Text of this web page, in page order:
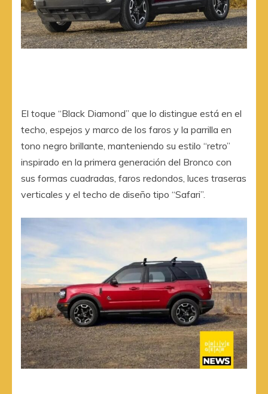
El toque “Black Diamond” que lo distingue está en el
techo, espejos y marco de los faros y la parrilla en
tono negro brillante, manteniendo su estilo “retro”
inspirado en la primera generación del Bronco con
sus formas cuadradas, faros redondos, luces traseras
verticales y el techo de diseño tipo “Safari”.